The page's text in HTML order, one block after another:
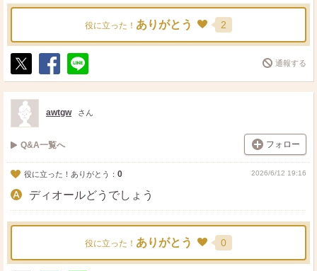
役に立った！ ありがとう 2
ポ
ス
ト
シ
ェ
送
る
通報する
awtgw さん
Q&A一覧へ フォロー
役に立った！ありがとう： 0 2026/6/12 19:16
ディオールどうでしょう
役に立った！ ありがとう 0